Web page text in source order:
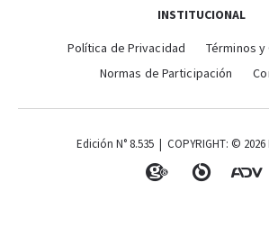
INSTITUCIONAL
Política de Privacidad
Términos
Normas de Participación
Edición N° 8.535 | COPYRIGHT: ©